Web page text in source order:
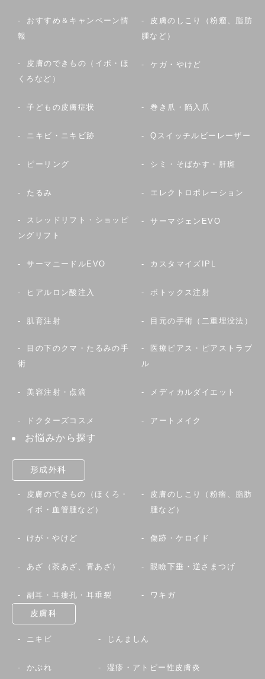
おすすめ＆キャンペーン情
報
皮膚のしこり（粉瘤、脂肪
腫など）
皮膚のできもの（イボ・ほ
くろなど）
ケガ・やけど
子どもの皮膚症状 巻き爪・陥入爪
ニキビ・ニキビ跡 Qスイッチルビーレーザー
ピーリング シミ・そばかす・肝斑
たるみ エレクトロポレーション
スレッドリフト・ショッピ
ングリフト
サーマジェンEVO
サーマニードルEVO カスタマイズIPL
ヒアルロン酸注入 ボトックス注射
肌育注射 目元の手術（二重埋没法）
目の下のクマ・たるみの手
術
医療ピアス・ピアストラブ
ル
美容注射・点滴 メディカルダイエット
ドクターズコスメ アートメイク
お悩みから探す
形成外科
皮膚のできもの（ほくろ・
イボ・血管腫など）
皮膚のしこり（粉瘤、脂肪
腫など）
けが・やけど 傷跡・ケロイド
あざ（茶あざ、青あざ） 眼瞼下垂・逆さまつげ
副耳・耳瘻孔・耳垂裂 ワキガ
皮膚科
ニキビ じんましん
かぶれ 湿疹・アトピー性皮膚炎